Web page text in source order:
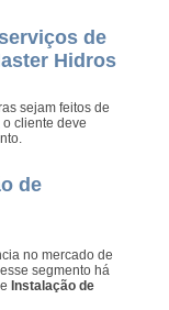
de
Hidros
sejam feitos de
cliente deve
de
no mercado de
segmento há
Instalação de